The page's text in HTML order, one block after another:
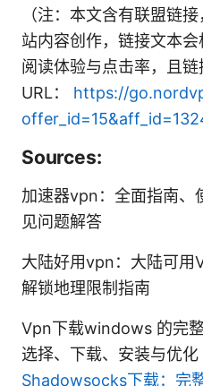
（注：本文含有联盟链
站内容创作，链接文本
阅读体验与点击率，且
URL： https://
Sources:
加速器vpn：全面指南、
见问题解答
大陆好用vpn：大陆可用
解锁地理限制指南
Vpn下载windows 的完
选择、下载、安装与优
Shadowsocks下载：完